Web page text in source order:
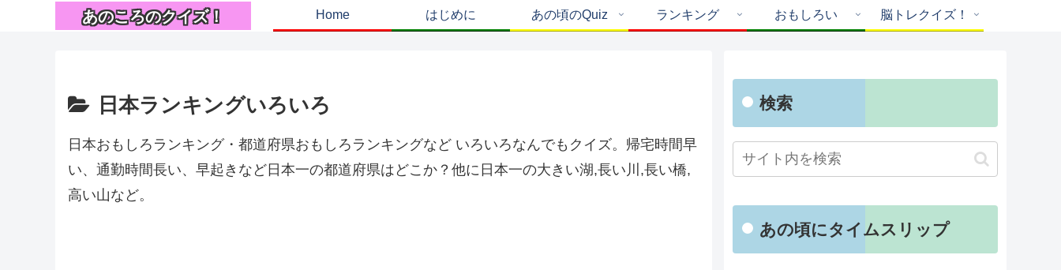
あのころのクイズ！ Home はじめに あの頃のQuiz ランキング おもしろい 脳トレクイズ！
日本ランキングいろいろ
日本おもしろランキング・都道府県おもしろランキングなど いろいろなんでもクイズ。帰宅時間早
い、通勤時間長い、早起きなど日本一の都道府県はどこか？他に日本一の大きい湖,長い川,長い橋,
高い山など。
検索
あの頃にタイムスリップ